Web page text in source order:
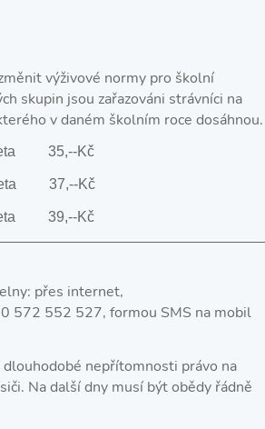
výživové normy pro školní
skupin jsou zařazováni strávníci na
v daném školním roce dosáhnou.
35,‑‑Kč
37,‑‑Kč
39,‑‑Kč
přes internet,
572 552 527, formou SMS na mobil
nepřítomnosti právo na
Na další dny musí být obědy řádně